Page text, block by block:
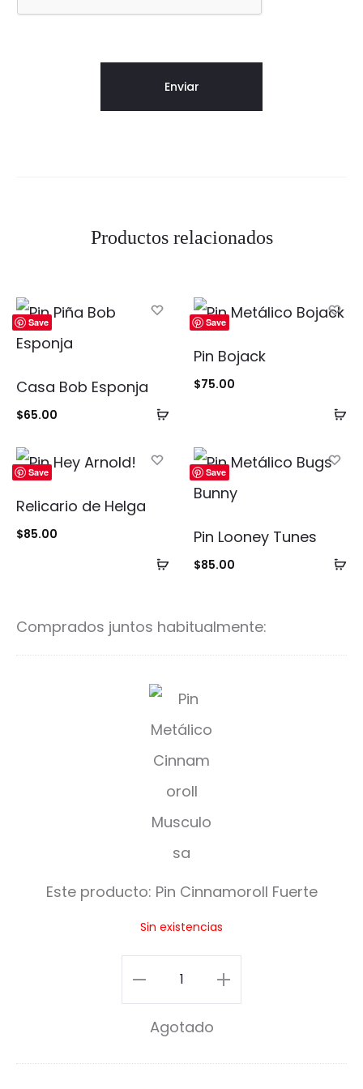
Productos relacionados
Save
Añadir
carrito
Casa Bob Esponja
$65.00
Save
Pin Bojack
$75.00
Save
Añadir
Relicario de Helga
$85.00
Save
Pin Looney Tunes
$85.00
Comprados juntos habitualmente:
P
i
n
C
i
n
m
r
o
l
Este producto: Pin Cinnamoroll Fuerte
Sin existencias
Pin
Cinnamoroll
Fuerte
cantidad
Agotado